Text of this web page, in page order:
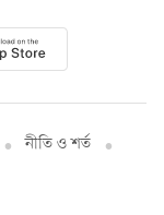
নীতি ও শর্ত